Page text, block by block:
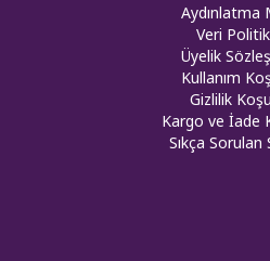
Aydınlatma
Veri
Üyelik
Kullanım
Gizlilik
Kargo ve İade
Sıkça Sorulan